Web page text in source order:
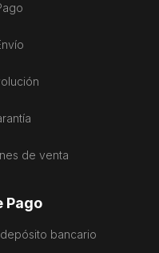
de venta
Pago
bancario